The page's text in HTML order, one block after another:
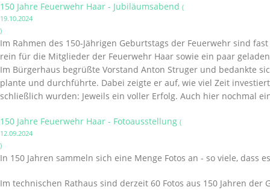
150 Jahre Feuerwehr Haar - Jubiläumsabend (
19.10.2024
)
Im Rahmen des 150-Jährigen Geburtstags der Feuerwehr sind
rein für die Mitglieder der Feuerwehr Haar sowie ein paar
Im Bürgerhaus begrüßte Vorstand Anton Struger und bedankte
plante und durchführte. Dabei zeigte er auf, wie viel Zeit
schließlich wurden: Jeweils ein voller Erfolg. Auch hier nochmal
150 Jahre Feuerwehr Haar - Fotoausstellung (
12.09.2024
)
In 150 Jahren sammeln sich eine Menge Fotos an - so viele, dass
Im technischen Rathaus sind derzeit 60 Fotos aus 150 Jahren